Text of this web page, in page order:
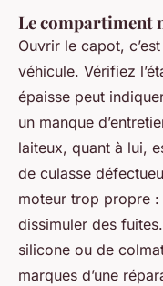
Le compartiment
Ouvrir le capot,
véhicule. Vérifiez
épaisse peut
un manque
laiteux, quant à lui,
de culasse
moteur trop propre
dissimuler des
silicone ou de
marques d’une